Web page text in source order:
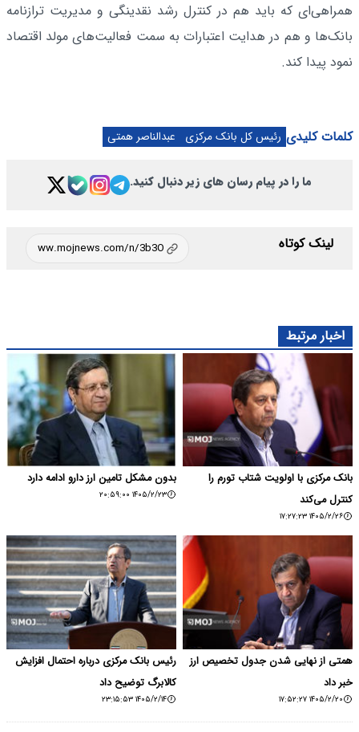
همراهی‌ای که باید هم در کنترل رشد نقدینگی و مدیریت ترازنامه
بانک‌ها و هم در هدایت اعتبارات به سمت فعالیت‌های مولد اقتصاد
نمود پیدا کند.
کلمات کلیدی رئیس کل بانک مرکزی عبدالناصر همتی
ما را در پیام رسان های زیر دنبال کنید.
لینک کوتاه
اخبار مرتبط
بانک مرکزی با اولویت شتاب تورم را
کنترل می‌کند
۱۴۰۵/۲/۲۶ ۱۷:۲۷:۲۳
بدون مشکل تامین ارز دارو ادامه دارد
۱۴۰۵/۲/۲۳ ۲۰:۵۹:۰۰
همتی از نهایی شدن جدول تخصیص ارز
خبر داد
۱۴۰۵/۲/۲۰ ۱۷:۵۲:۲۷
رئیس بانک مرکزی درباره احتمال افزایش
کالابرگ توضیح داد
۱۴۰۵/۲/۱۴ ۲۳:۱۵:۵۳